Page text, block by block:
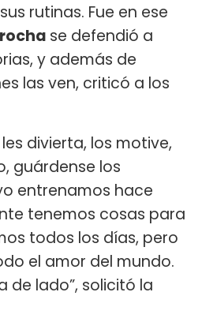
rutinas. Fue en ese
se defendió a
y además de
las ven, criticó a los
les divierta, los motive,
guárdense los
entrenamos hace
tenemos cosas para
todos los días, pero
el amor del mundo.
de lado”, solicitó la